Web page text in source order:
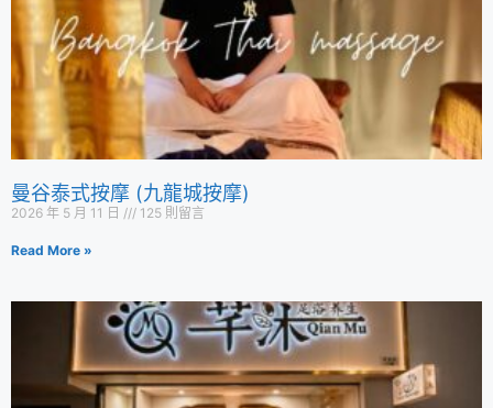
曼谷泰式按摩 (九龍城按摩)
2026 年 5 月 11 日 125 則留言
Read More »